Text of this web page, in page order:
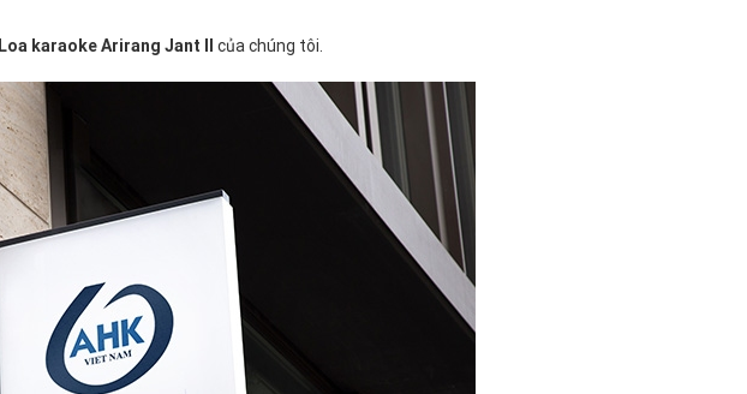
Loa karaoke Arirang Jant II của chúng tôi.